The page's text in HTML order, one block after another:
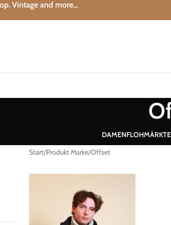
Vintage and more...
DAMEN
Start Produkt Marke Offset